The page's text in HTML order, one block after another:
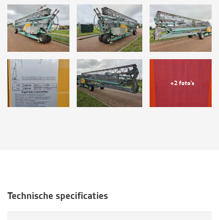
+2 foto's
Technische specificaties